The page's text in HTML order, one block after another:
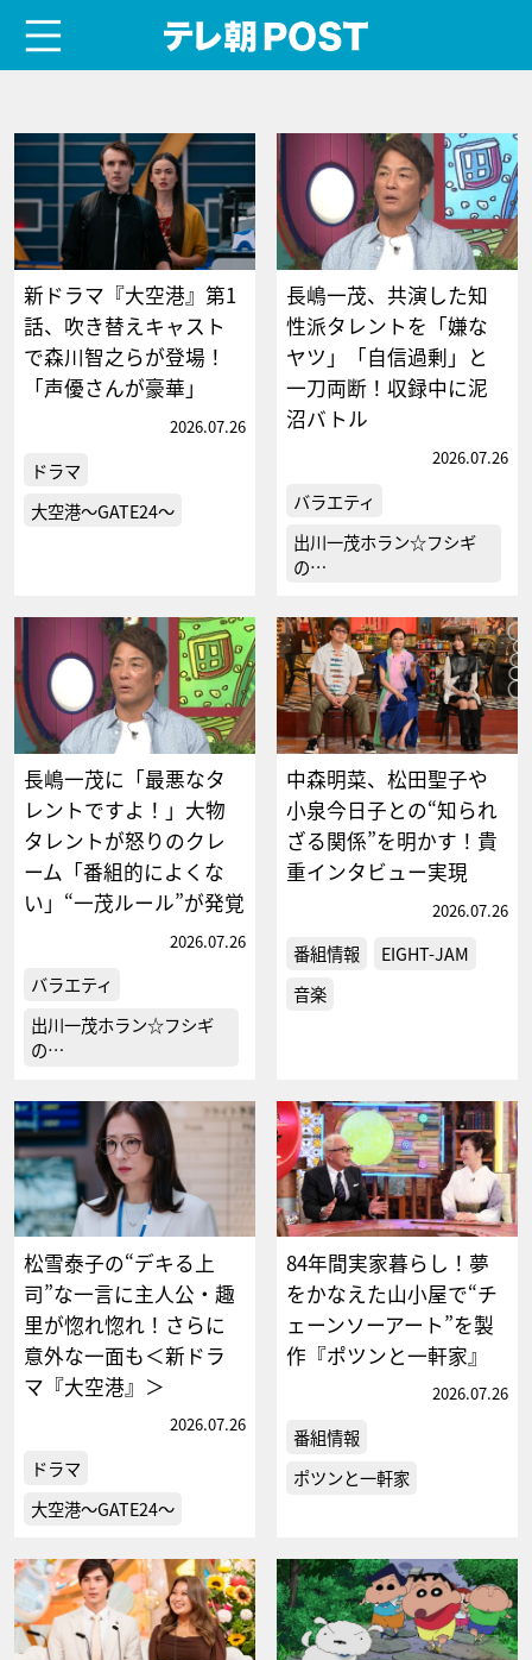
新ドラマ『大空港』第1
話、吹き替えキャスト
で森川智之らが登場！
「声優さんが豪華」
2026.07.26
ドラマ
大空港～GATE24～
長嶋一茂、共演した知
性派タレントを「嫌な
ヤツ」「自信過剰」と
一刀両断！収録中に泥
沼バトル
2026.07.26
バラエティ
出川一茂ホラン☆フシギ
の…
長嶋一茂に「最悪なタ
レントですよ！」大物
タレントが怒りのクレ
ーム「番組的によくな
い」“一茂ルール”が発覚
2026.07.26
バラエティ
出川一茂ホラン☆フシギ
の…
中森明菜、松田聖子や
小泉今日子との“知られ
ざる関係”を明かす！貴
重インタビュー実現
2026.07.26
番組情報
EIGHT-JAM
音楽
松雪泰子の“デキる上
司”な一言に主人公・趣
里が惚れ惚れ！さらに
意外な一面も＜新ドラ
マ『大空港』＞
2026.07.26
ドラマ
大空港～GATE24～
84年間実家暮らし！夢
をかなえた山小屋で“チ
ェーンソーアート”を製
作『ポツンと一軒家』
2026.07.26
番組情報
ポツンと一軒家